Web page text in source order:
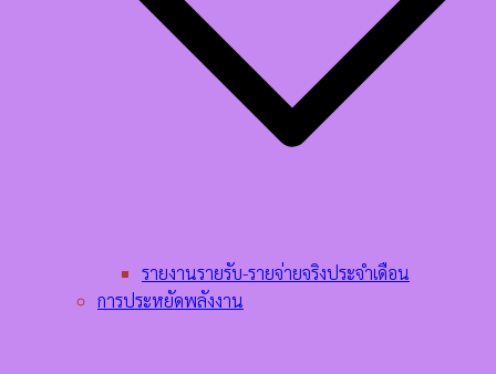
รายงานรายรับ-รายจ่ายจริงประจำเดือน
การประหยัดพลังงาน